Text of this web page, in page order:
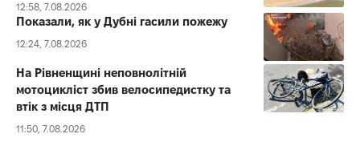
12:58, 7.08.2026
Показали, як у Дубні гасили пожежу
12:24, 7.08.2026
На Рівненщині неповнолітній
мотоцикліст збив велосипедистку та
втік з місця ДТП
11:50, 7.08.2026